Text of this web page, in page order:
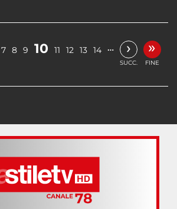
7 8 9 10 11 12 13 14 … ›
SUCC.
»
FINE